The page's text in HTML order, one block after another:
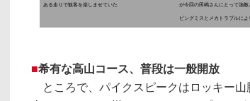
ある走りで観客を楽しませていた が今回の田嶋さんにとって強敵
ビングミスとメカトラブルに
■希有な高山コース、普段は一般開放
ところで、パイクスピークはロッキー山